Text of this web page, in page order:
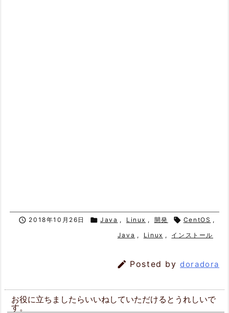
 2018年10月26日  Java , Linux , 開発  CentOS ,
Java , Linux , インストール
 Posted bydoradora
お役に立ちましたらいいねしていただけるとうれしいで
す。